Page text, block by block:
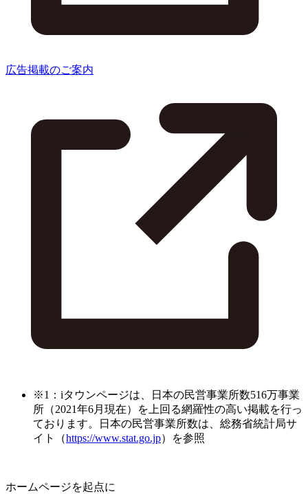
広告掲載のご案内
※1：iタウンページは、日本の民営事業所数516万事業
所（2021年6月現在）を上回る網羅性の高い掲載を行っ
ております。日本の民営事業所数は、総務省統計局サ
イト（https://www.stat.go.jp）を参照
ホームページを起点に